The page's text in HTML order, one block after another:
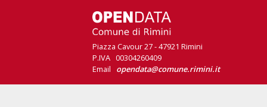
Piazza Cavour 27 - 47921 Rimini
P.IVA 00304260409
Email opendata@comune.rimini.it